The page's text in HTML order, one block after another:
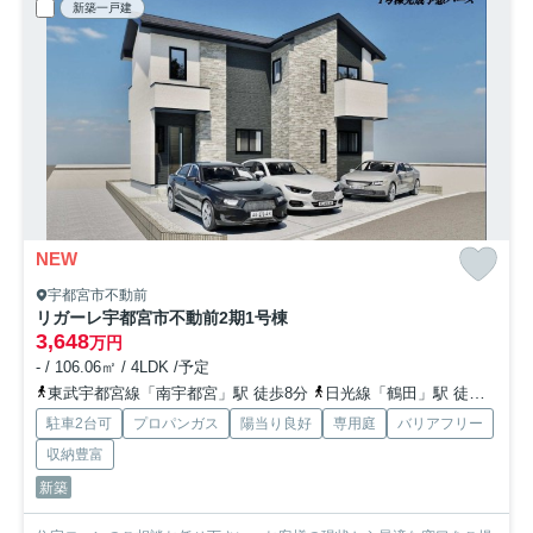
新築一戸建
NEW
宇都宮市不動前
リガーレ宇都宮市不動前2期1号棟
3,648万円
- / 106.06㎡ / 4LDK /予定
東武宇都宮線「南宇都宮」駅 徒歩8分
日光線「鶴田」駅 徒歩29分
駐車2台可 プロパンガス 陽当り良好 専用庭
バリアフリー
収納豊富
新築